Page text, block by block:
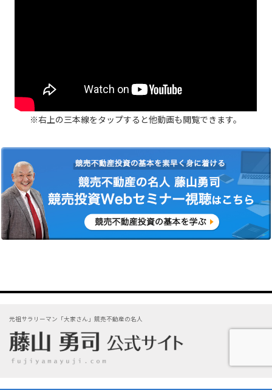
※右上の三本線をタップすると他動画も閲覧できます。
元祖サラリーマン「大家さん」競売不動産の名人